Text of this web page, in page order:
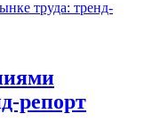
репорт